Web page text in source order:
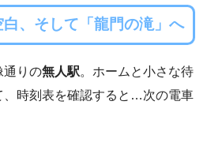
、そして「龍門の滝」へ
通りの無人駅。ホームと小さな待
、時刻表を確認すると…次の電車